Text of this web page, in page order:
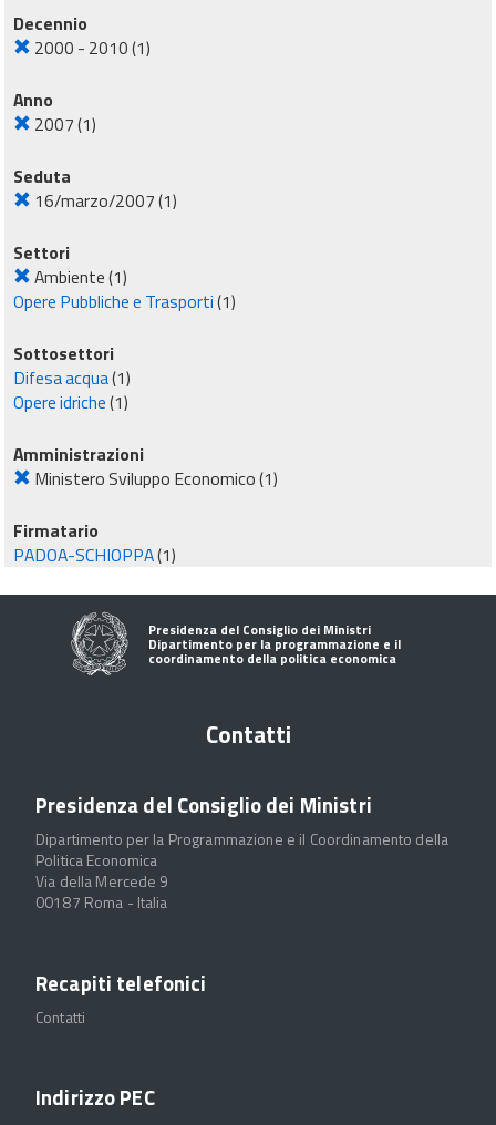
Decennio
2000 - 2010(1)
Anno
2007(1)
Seduta
16/marzo/2007(1)
Settori
Ambiente(1)
Opere Pubbliche e Trasporti(1)
Sottosettori
Difesa acqua(1)
Opere idriche(1)
Amministrazioni
Ministero Sviluppo Economico(1)
Firmatario
PADOA-SCHIOPPA(1)
Presidenza del Consiglio dei Ministri
Dipartimento per la programmazione e il
coordinamento della politica economica
Contatti
Presidenza del Consiglio dei Ministri
Dipartimento per la Programmazione e il Coordinamento della
Politica Economica
Via della Mercede 9
00187 Roma - Italia
Recapiti telefonici
Contatti
Indirizzo PEC